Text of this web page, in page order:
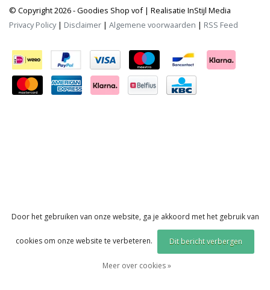
© Copyright 2026 - Goodies Shop vof | Realisatie InStijl Media
Privacy Policy| Disclaimer | Algemene voorwaarden | RSS Feed
Door het gebruiken van onze website, ga je akkoord met het gebruik van
cookies om onze website te verbeteren. Dit bericht verbergen
Meer over cookies »